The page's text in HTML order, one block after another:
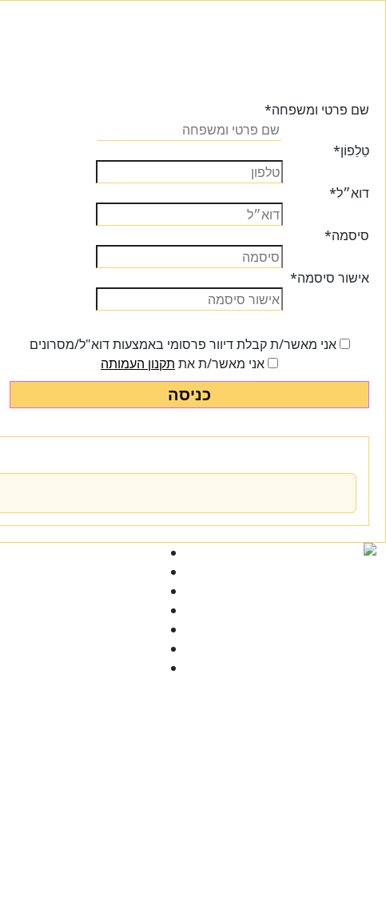
שם פרטי ומשפחה*
טֵלֵפוֹן*
דוא״ל*
סיסמה*
אישור סיסמה*
אני מאשר/ת קבלת דיוור פרסומי באמצעות דוא"ל/מסרונים
אני מאשר/ת את תקנון העמותה
כניסה
Skip